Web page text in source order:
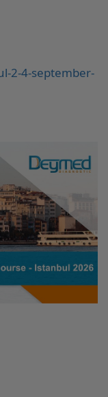
2-4-september-